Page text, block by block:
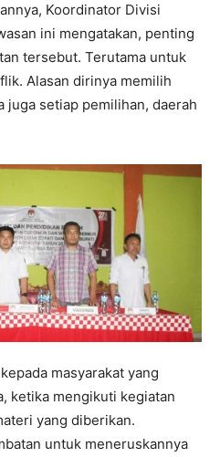
Koordinator Divisi
ini mengatakan, penting
tersebut. Terutama untuk
Alasan dirinya memilih
juga setiap pemilihan, daerah
masyarakat yang
ketika mengikuti kegiatan
yang diberikan.
untuk meneruskannya